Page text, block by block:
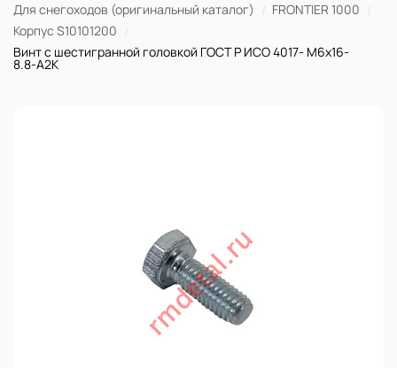
Для снегоходов (оригинальный каталог)
FRONTIER 1000
Корпус S10101200
Винт с шестигранной головкой ГОСТ Р ИСО 4017- М6х16-
8.8-А2К